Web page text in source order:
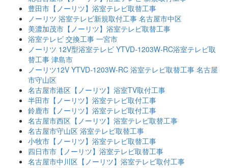
豊田市【ノーリツ】浴室テレビ取替工事
ノーリツ 浴室テレビ新規取付工事 名古屋市中区
美濃加茂市【ノーリツ】浴室テレビ取替工事
浴室テレビ 交換工事 一宮市
ノーリツ 12V型浴室テレビ YTVD-1203W-RC浴室テレビ取
替工事 津島市
ノーリツ12V YTVD-1203W-RC 浴室テレビ取替工事 名古屋
市守山区
名古屋市港区【ノーリツ】浴室TV取付工事
半田市【ノーリツ】浴室テレビ取付工事
鈴鹿市【ノーリツ】浴室テレビ取付工事
名古屋市西区【ノーリツ】浴室テレビ取替工事
名古屋市守山区 浴室テレビ取替工事
小牧市【ノーリツ】浴室テレビ取替工事
四日市市【ノーリツ】浴室テレビ取替工事
名古屋市中川区【ノーリツ】浴室テレビ取付工事